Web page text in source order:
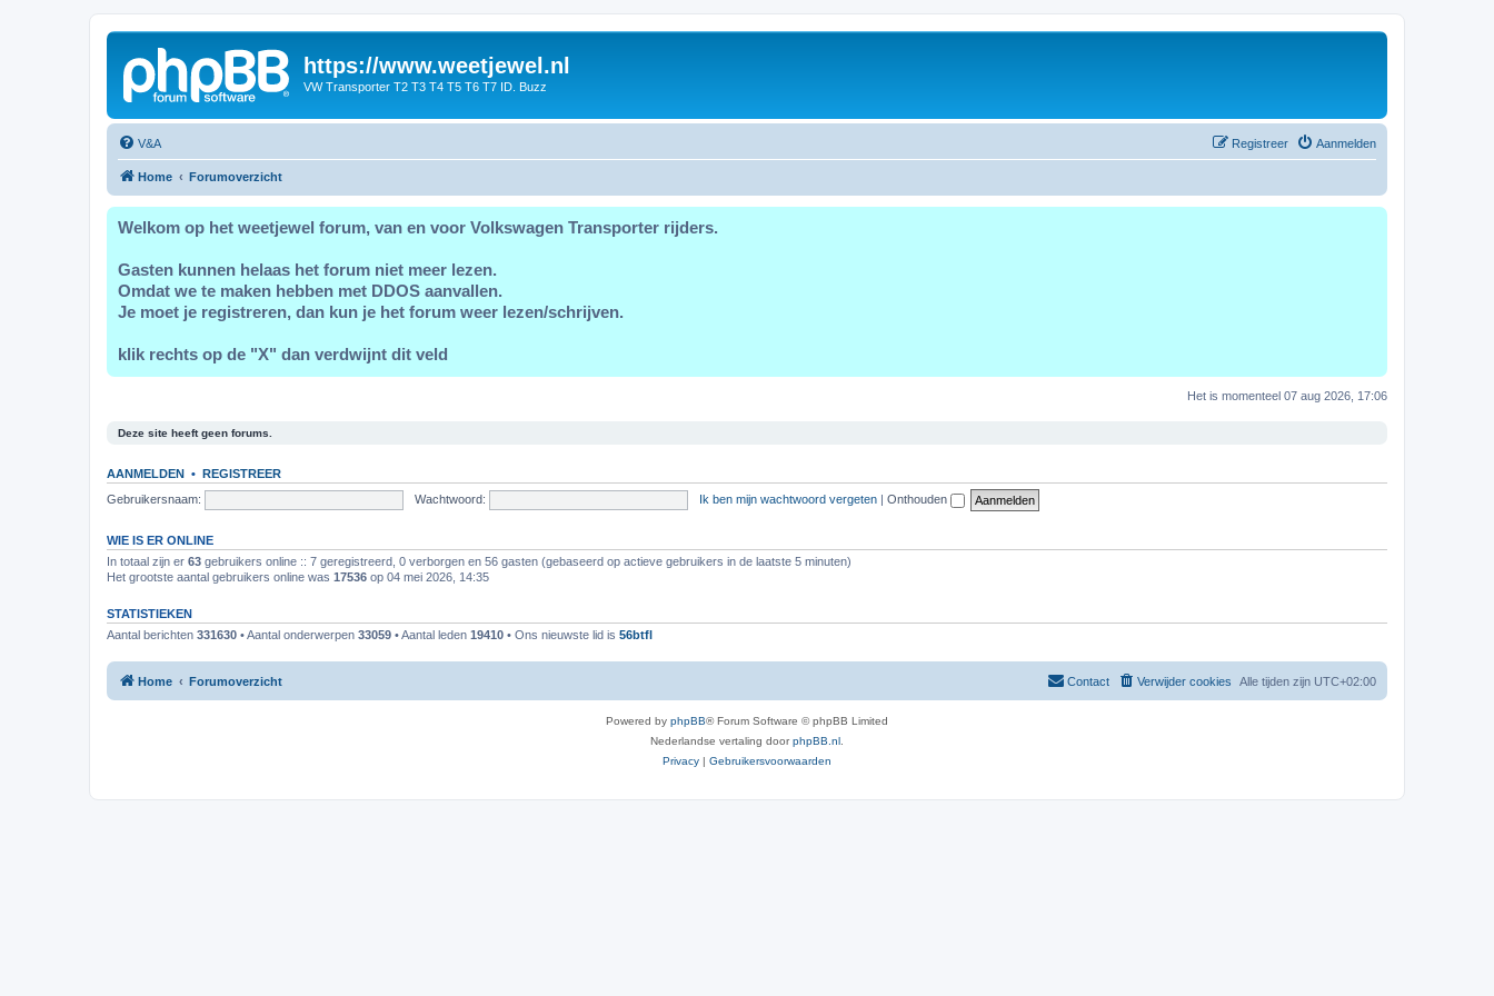
https://www.weetjewel.nl
VW Transporter T2 T3 T4 T5 T6 T7 ID. Buzz
V&A Aanmelden
Registreer
Home Forumoverzicht
Welkom op het weetjewel forum, van en voor Volkswagen Transporter rijders.
Gasten kunnen helaas het forum niet meer lezen.
Omdat we te maken hebben met DDOS aanvallen.
Je moet je registreren, dan kun je het forum weer lezen/schrijven.
klik rechts op de "X" dan verdwijnt dit veld
Het is momenteel 07 aug 2026, 17:06
Deze site heeft geen forums.
AANMELDEN • REGISTREER
Gebruikersnaam:
Wachtwoord: Ik ben mijn wachtwoord vergeten | Onthouden
WIE IS ER ONLINE
In totaal zijn er 63 gebruikers online :: 7 geregistreerd, 0 verborgen en 56 gasten (gebaseerd op actieve gebruikers in de laatste 5 minuten)
Het grootste aantal gebruikers online was 17536 op 04 mei 2026, 14:35
STATISTIEKEN
Aantal berichten 331630 • Aantal onderwerpen 33059 • Aantal leden 19410 • Ons nieuwste lid is 56btfl
Home Forumoverzicht Alle tijden zijn UTC+02:00
Verwijder cookies
Contact
Powered by phpBB® Forum Software © phpBB Limited
Nederlandse vertaling doorphpBB.nl
Privacy | Gebruikersvoorwaarden